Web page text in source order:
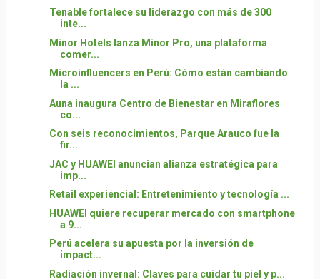
Tenable fortalece su liderazgo con más de 300
inte...
Minor Hotels lanza Minor Pro, una plataforma
comer...
Microinfluencers en Perú: Cómo están cambiando
la ...
Auna inaugura Centro de Bienestar en Miraflores
co...
Con seis reconocimientos, Parque Arauco fue la
fir...
JAC y HUAWEI anuncian alianza estratégica para
imp...
Retail experiencial: Entretenimiento y tecnología ...
HUAWEI quiere recuperar mercado con smartphone
a 9...
Perú acelera su apuesta por la inversión de
impact...
Radiación invernal: Claves para cuidar tu piel y p...